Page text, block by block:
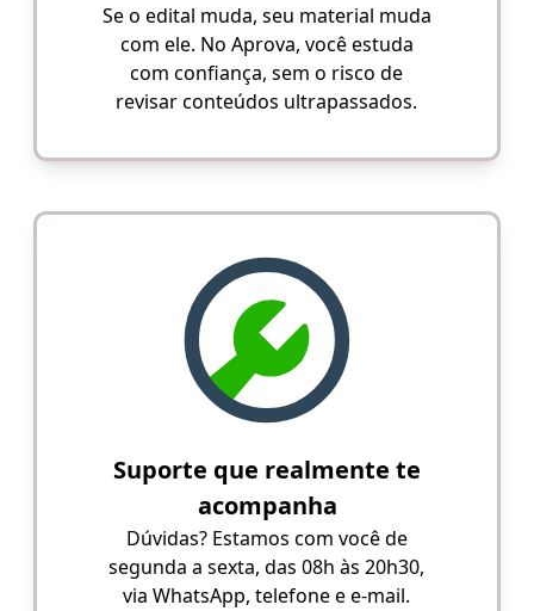
Se o edital muda, seu material muda
com ele. No Aprova, você estuda
com confiança, sem o risco de
revisar conteúdos ultrapassados.
Suporte que realmente te
acompanha
Dúvidas? Estamos com você de
segunda a sexta, das 08h às 20h30,
via WhatsApp, telefone e e-mail.